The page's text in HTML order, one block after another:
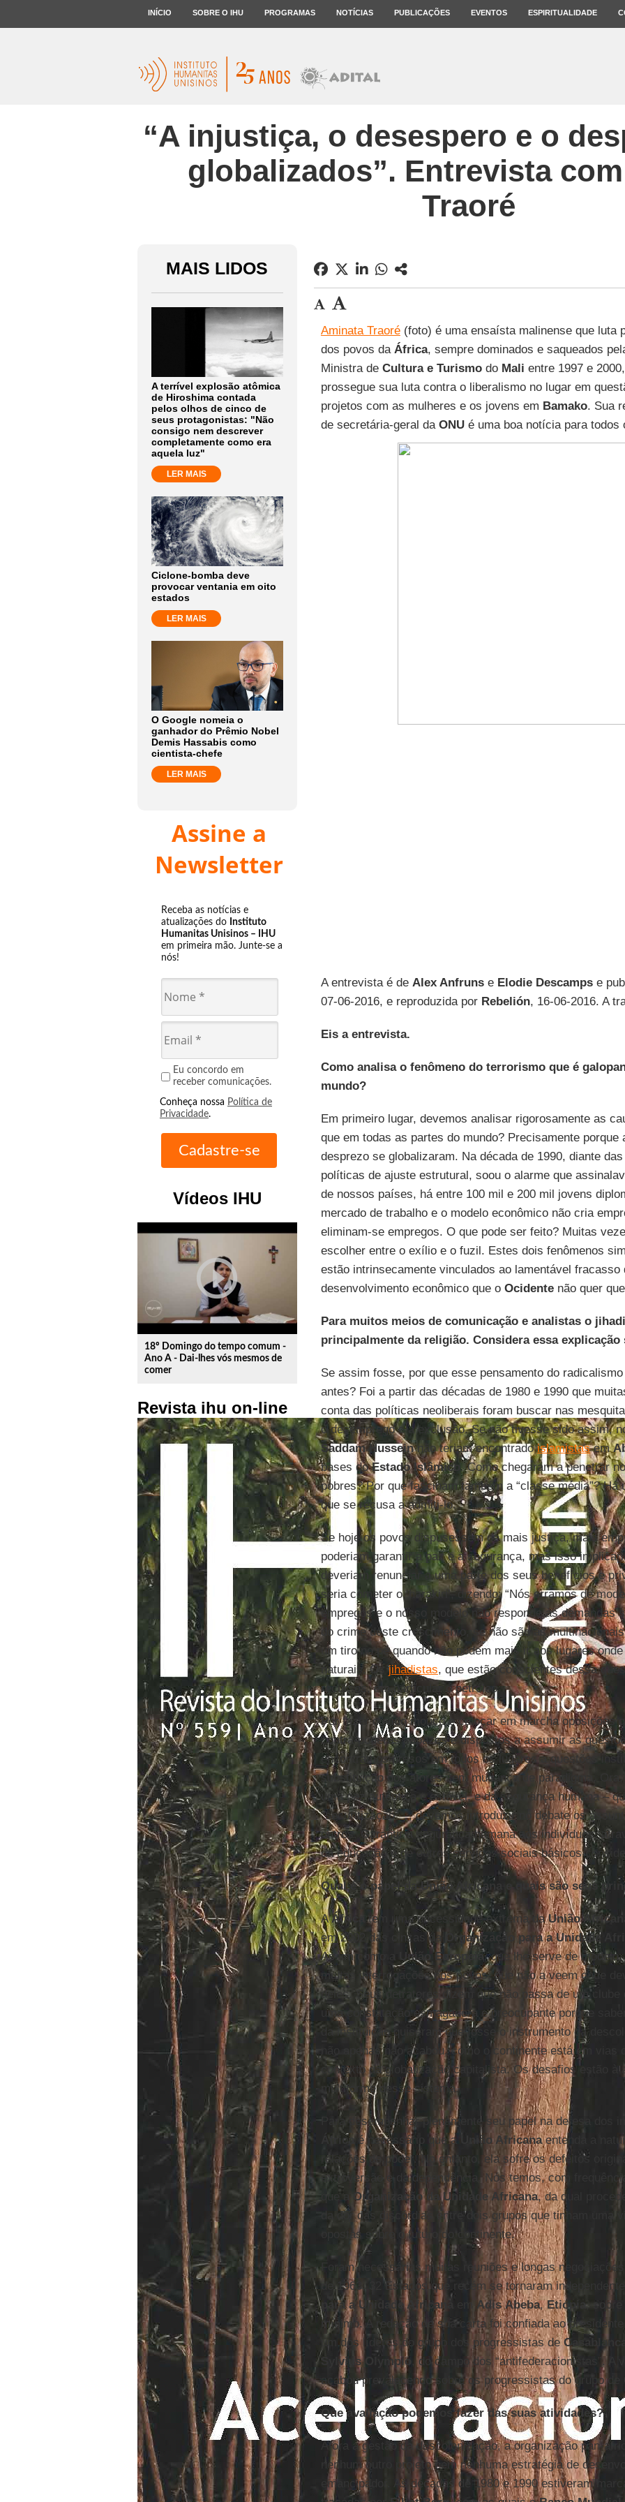
INÍCIO SOBRE O IHU PROGRAMAS NOTÍCIAS PUBLICAÇÕES EVENTOS ESPIRITUALIDADE
“A injustiça, o desespero e o
globalizados”. Entrevista
Traoré
MAIS LIDOS
A terrível explosão atômica
de Hiroshima contada
pelos olhos de cinco de
seus protagonistas: "Não
consigo nem descrever
completamente como era
aquela luz"
LER MAIS
Ciclone-bomba deve
provocar ventania em oito
estados
LER MAIS
O Google nomeia o
ganhador do Prêmio Nobel
Demis Hassabis como
cientista-chefe
LER MAIS
Assine a
Newsletter
Receba as notícias e
atualizações do Instituto
Humanitas Unisinos – IHU
em primeira mão. Junte-se a
nós!
Eu concordo em
receber comunicações.
Conheça nossa Política de
Privacidade.
Vídeos IHU
play_circle_outline
18º Domingo do tempo comum -
Ano A - Dai-lhes vós mesmos de
comer
Revista ihu on-line
Aminata Traoré(foto) é uma ensaísta malinense que luta
dos povos da África, sempre dominados e saqueados
Ministra de Cultura e Turismodo Mali entre 1997 e
prossegue sua luta contra o liberalismo no lugar em
projetos com as mulheres e os jovens em Bamako. Sua
de secretária-geral da ONUé uma boa notícia para todos
A entrevista é de Alex Anfrunse Elodie Descampse
07-06-2016, e reproduzida por Rebelión, 16-06-2016. A
Eis a entrevista.
Como analisa o fenômeno do terrorismo que é
mundo?
Em primeiro lugar, devemos analisar rigorosamente as
que em todas as partes do mundo? Precisamente
desprezo se globalizaram. Na década de 1990, diante
políticas de ajuste estrutural, soou o alarme que
de nossos países, há entre 100 mil e 200 mil jovens
mercado de trabalho e o modelo econômico não cria
eliminam-se empregos. O que pode ser feito? Muitas
escolher entre o exílio e o fuzil. Estes dois fenômenos
estão intrinsecamente vinculados ao lamentável fracasso
desenvolvimento econômico que o Ocidentenão quer
Para muitos meios de comunicação e analistas o
principalmente da religião. Considera essa
Se assim fosse, por que esse pensamento do
antes? Foi a partir das décadas de 1980 e 1990 que
conta das políticas neoliberais foram buscar nas
o desemprego e a exclusão. Se não tivesse sido assim,
Saddam Husseinnão teriam encontradoislamistasem
bases doEstado Islâmico . Como chegaram a penetrar
pobres? Por que fascinam também a “classe média”?
que se recusa a admiti-lo.
Se hoje os povos dispusessem de mais justiça, mais
poderiam garantir a paz e a segurança, mas isso
deveriam renunciar a uma parte dos seus benefícios e
seria cometer o ‘harakiri’, dizendo: “Nós erramos de
empregos e o nosso modelo não responde às demandas
do crime deste crescimento, se não são as
um tiro no pé quando não podem mais ir aos lugares
naturais. Osjihadistas, que estão conscientes dessa
recursos, em particular o petróleo.
Por fazer ouvido mouco e colocar em marcha oposições
contra-poderes capazes e dispostos a assumir as
encontramos presos em todos os lugares a questões
substituição dos atores sem mudança de paradigma.
uma paz autêntica e estável, e da segurança humana –
“securitização” –, devemos introduzir no debate os
outros. Garantir a segurança humana aos indivíduos,
da educação e de outros serviços sociais básicos
Qual é o papel da União Africana e quais são seus
AÁfrica tem uma necessidade extrema daUnião Africana
em 2002 das cinzas da
Organização para a Unidade
Assim como a
União Europeia, que lhe serve de modelo,
muitas interrogações nos povos, que não a veem onde
deles. Seus detratores dizem que não passa de um
uma constatação esmagadora e preocupante porque
da instituição quiseram que fosse o instrumento da
não apenas não acabou, como o continente está em vias
contexto da globalização capitalista. Os desafios estão à
multiforme desse sistema.
Para desempenhar plenamente seu papel na defesa dos
Áfricaé necessário que a União Africanaentenda a
relações de poder. No entanto, ela sofre os defeitos
extroversão e da dependência. Nós temos, com
que a
Organização da Unidade Africana, da qual
da dor das discórdias entre dois grupos que tinham uma
opostas sobre o futuro do continente.
Foram necessárias muitas reuniões e longas
de 1963, 32 Estados que recém se tornaram
para a Unidade Africana
Adis Abeba,Etiópia , sobre
mínimo. A redação de sua carta foi confiada ao
um dos líderes do grupo dos progressistas deCasablanca
Sylvius Olympio , do campo dos “antifederacionistas”.
acabou prevalecendo sobre os progressistas do grupo de
Que avaliação podemos fazer das suas atividades?
Afora a gestão da descolonização, a organização pan-
nenhum outro projeto nem nenhuma estratégia de
emancipador. As décadas de 1980 e 1990 estiveram